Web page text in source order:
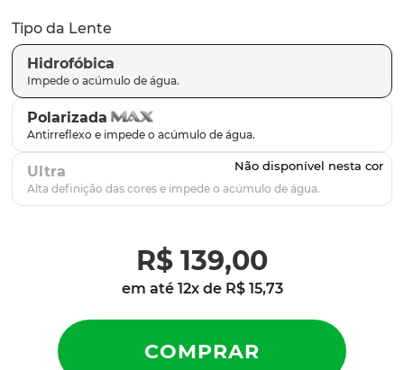
Tipo da Lente
Hidrofóbica
Polarizada
Ultra
R$ 139,00
em até 12x de R$ 15,73